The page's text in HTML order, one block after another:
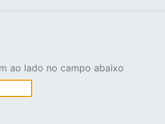
ao lado no campo abaixo